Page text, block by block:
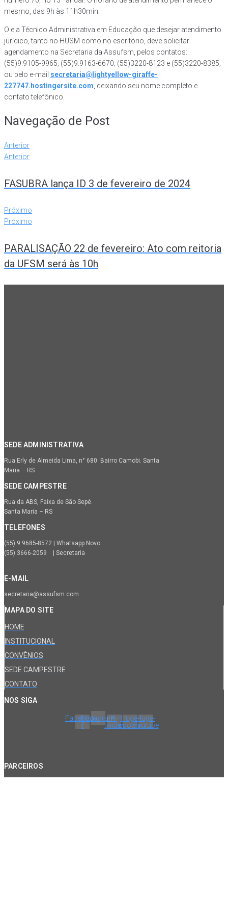
mesmo, das 9h às 11h30min.
O e a Técnico Administrativa em Educação que desejar atendimento
jurídico, tanto no HUSM como no escritório, deve solicitar
agendamento na Secretaria da Assufsm, pelos contatos:
(55)9.9105-9965; (55)9.9163-6670; (55)3220-8123 e (55)3220-8385;
ou pelo e-mail secretaria@lightyellow-giraffe-
227747.hostingersite.com , deixando seu nome completo e
contato telefônico.
Navegação de Post
Anterior
Anterior
FASUBRA lança ID 3 de fevereiro de 2024
Próximo
Próximo
PARALISAÇÃO 22 de fevereiro: Ato com reitoria
da UFSM será às 10h
SEDE ADMINISTRATIVA
Rua Erly de Almeida Lima, n° 680. Bairro Camobi. Santa
Maria – RS
SEDE CAMPESTRE
Rua da ABS, Faixa de São Sepé.
Santa Maria – RS
TELEFONES
(55) 9.9685-8572 | Whatsapp Novo
(55) 3666-2059 | Secretaria
E-MAIL
secretaria@assufsm.com
MAPA DO SITE
HOME
INSTITUCIONAL
CONVÊNIOS
SEDE CAMPESTRE
CONTATO
NOS SIGA
Facebook-
f
InstagramX-
twitter
Huge-
spotify
Huge-
youtube
PARCEIROS